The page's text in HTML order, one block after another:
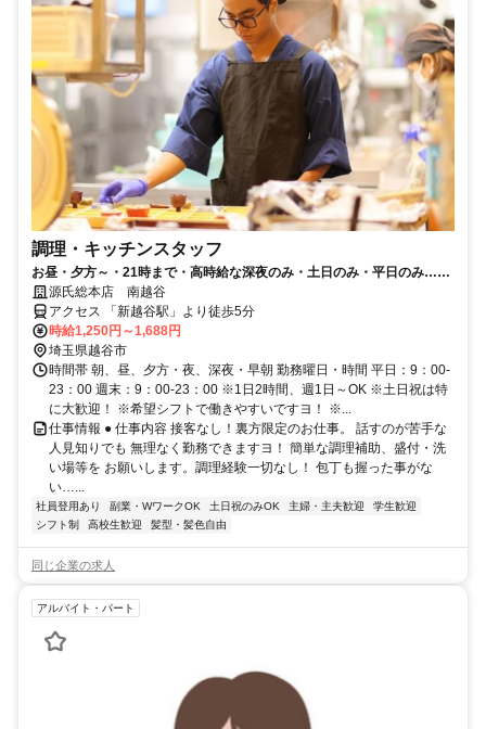
調理・キッチンスタッフ
お昼・夕方～・21時まで・高時給な深夜のみ・土日のみ・平日のみ…好
きな時間・曜日でＯＫ！
源氏総本店 南越谷
アクセス 「新越谷駅」より徒歩5分
時給1,250円～1,688円
埼玉県越谷市
時間帯 朝、昼、夕方・夜、深夜・早朝 勤務曜日・時間 平日：9：00-
23：00 週末：9：00-23：00 ※1日2時間、週1日～OK ※土日祝は特
に大歓迎！ ※希望シフトで働きやすいですヨ！ ※...
仕事情報 ● 仕事内容 接客なし！裏方限定のお仕事。 話すのが苦手な
人見知りでも 無理なく勤務できますヨ！ 簡単な調理補助、盛付・洗
い場等を お願いします。調理経験一切なし！ 包丁も握った事がな
い…...
社員登用あり 副業・WワークOK 土日祝のみOK 主婦・主夫歓迎
学生歓迎
シフト制
高校生歓迎 髪型・髪色自由
同じ企業の求人
アルバイト・パート